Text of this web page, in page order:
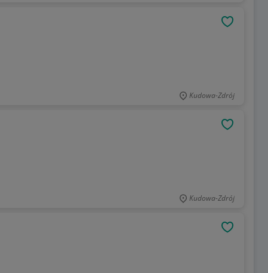
Kudowa-Zdrój
Kudowa-Zdrój